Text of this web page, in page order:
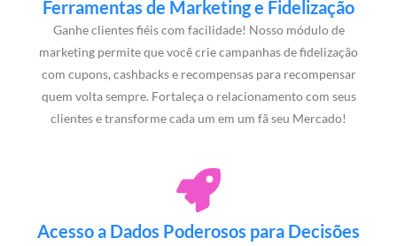
Ferramentas de Marketing e Fidelização
Ganhe clientes fiéis com facilidade! Nosso módulo de
marketing permite que você crie campanhas de fidelização
com cupons, cashbacks e recompensas para recompensar
quem volta sempre. Fortaleça o relacionamento com seus
clientes e transforme cada um em um fã seu Mercado!
Acesso a Dados Poderosos para Decisões